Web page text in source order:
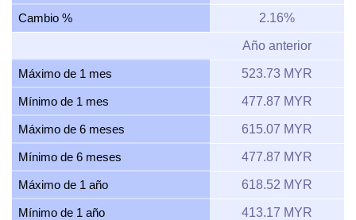
Cambio % 2.16%
Año anterior
Máximo de 1 mes 523.73 MYR
Mínimo de 1 mes 477.87 MYR
Máximo de 6 meses 615.07 MYR
Mínimo de 6 meses 477.87 MYR
Máximo de 1 año 618.52 MYR
Mínimo de 1 año 413.17 MYR